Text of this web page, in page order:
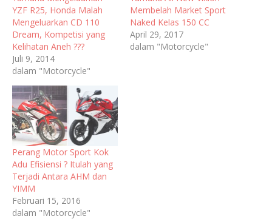
YZF R25, Honda Malah
Mengeluarkan CD 110
Dream, Kompetisi yang
Kelihatan Aneh ???
Juli 9, 2014
dalam "Motorcycle"
Membelah Market Sport
Naked Kelas 150 CC
April 29, 2017
dalam "Motorcycle"
Perang Motor Sport Kok
Adu Efisiensi ? Itulah yang
Terjadi Antara AHM dan
YIMM
Februari 15, 2016
dalam "Motorcycle"